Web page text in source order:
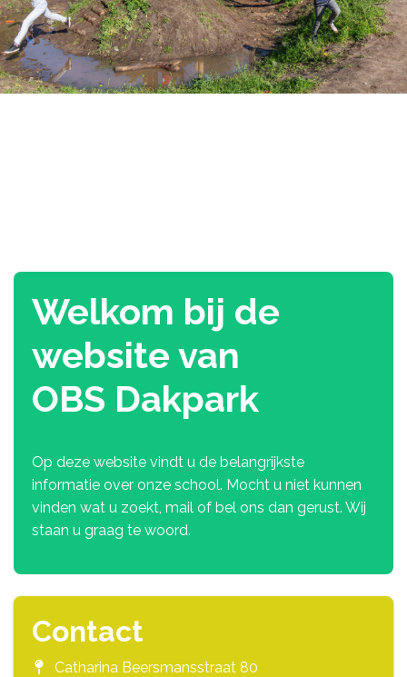
Welkom bij de
website van
OBS Dakpark
Op deze website vindt u de belangrijkste
informatie over onze school. Mocht u niet kunnen
vinden wat u zoekt, mail of bel ons dan gerust. Wij
staan u graag te woord.
Contact
Catharina Beersmansstraat 80